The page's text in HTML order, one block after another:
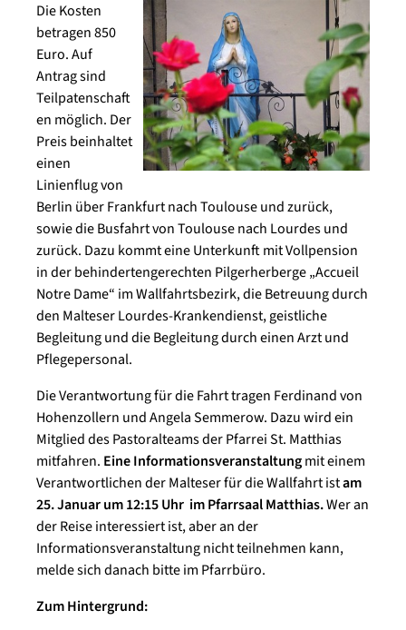
Die Kosten
betragen 850
Euro. Auf
Antrag sind
Teilpatenschaft
en möglich. Der
Preis beinhaltet
einen
Linienflug von
Berlin über Frankfurt nach Toulouse und zurück,
sowie die Busfahrt von Toulouse nach Lourdes und
zurück. Dazu kommt eine Unterkunft mit Vollpension
in der behindertengerechten Pilgerherberge „Accueil
Notre Dame“ im Wallfahrtsbezirk, die Betreuung durch
den Malteser Lourdes-Krankendienst, geistliche
Begleitung und die Begleitung durch einen Arzt und
Pflegepersonal.
Die Verantwortung für die Fahrt tragen Ferdinand von
Hohenzollern und Angela Semmerow. Dazu wird ein
Mitglied des Pastoralteams der Pfarrei St. Matthias
mitfahren. Eine Informationsveranstaltungmit einem
Verantwortlichen der Malteser für die Wallfahrt istam
25. Januar um 12:15 Uhr im Pfarrsaal Matthias.Wer an
der Reise interessiert ist, aber an der
Informationsveranstaltung nicht teilnehmen kann,
melde sich danach bitte im Pfarrbüro.
Zum Hintergrund: